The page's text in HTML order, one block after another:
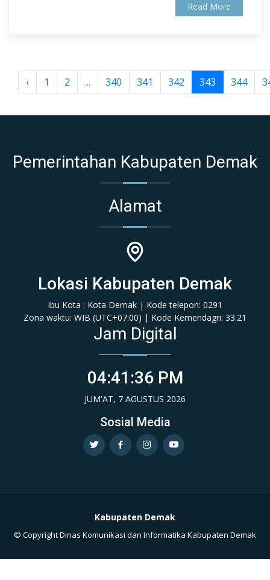
Read More
‹ 1 2 ... 340 341 342 343 344
Pemerintahan Kabupaten Demak
Alamat
Lokasi Kabupaten Demak
Ibu Kota : Kota Demak | Kode telepon: 0291
Zona waktu: WIB (‎UTC+07:00‎)‎ | Kode Kemendagri: 33.21
Jam Digital
04:41:37 PM
JUM'AT, 7 AGUSTUS 2026
Sosial Media
Kabupaten Demak
© Copyright Dinas Komunikasi dan Informatika Kabupaten Demak